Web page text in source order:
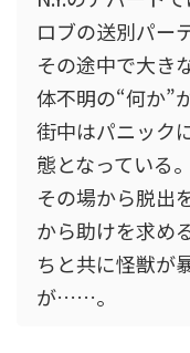
ロブの送別パー
その途中で大き
体不明の“何か”
街中はパニック
態となっている。
その場から脱出
から助けを求め
ちと共に怪獣が
が……。